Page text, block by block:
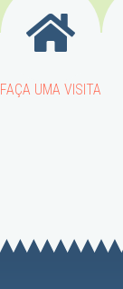
FAÇA UMA VISITA